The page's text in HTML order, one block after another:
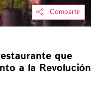
Compartir
que
a la Revolución